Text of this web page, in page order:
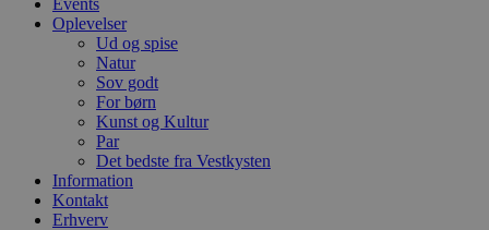
Events
Oplevelser
Ud og spise
Natur
Sov godt
For børn
Kunst og Kultur
Par
Det bedste fra Vestkysten
Information
Kontakt
Erhverv